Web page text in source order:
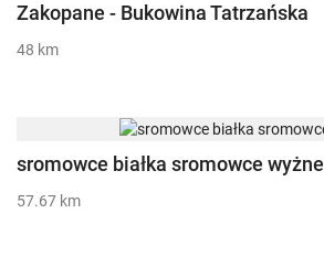
Zakopane - Bukowina Tatrzańska
48 km
sromowce białka sromowce wyżne
57.67 km